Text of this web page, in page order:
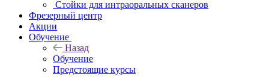
Стойки для интраоральных сканеров
Фрезерный центр
Акции
Обучение
Назад
Обучение
Предстоящие курсы